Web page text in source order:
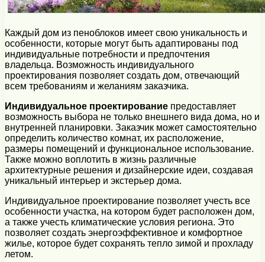
Каждый дом из пеноблоков имеет свою уникальность и
особенности, которые могут быть адаптированы под
индивидуальные потребности и предпочтения
владельца. Возможность индивидуального
проектирования позволяет создать дом, отвечающий
всем требованиям и желаниям заказчика.
Индивидуальное проектирование предоставляет
возможность выбора не только внешнего вида дома, но и
внутренней планировки. Заказчик может самостоятельно
определить количество комнат, их расположение,
размеры помещений и функциональное использование.
Также можно воплотить в жизнь различные
архитектурные решения и дизайнерские идеи, создавая
уникальный интерьер и экстерьер дома.
Индивидуальное проектирование позволяет учесть все
особенности участка, на котором будет расположен дом,
а также учесть климатические условия региона. Это
позволяет создать энергоэффективное и комфортное
жилье, которое будет сохранять тепло зимой и прохладу
летом.